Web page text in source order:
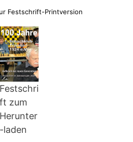
Festschrift-Printversion
Festschri
ft zum
Herunter
-laden